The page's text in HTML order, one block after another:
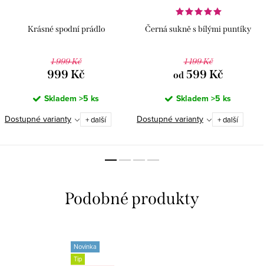
Krásné spodní prádlo
1 999 Kč
999 Kč
Skladem >5 ks
Dostupné varianty + další
Černá sukně s bílými puntíky
1 199 Kč
od599 Kč
Skladem >5 ks
Dostupné varianty + další
Novinka
Tip